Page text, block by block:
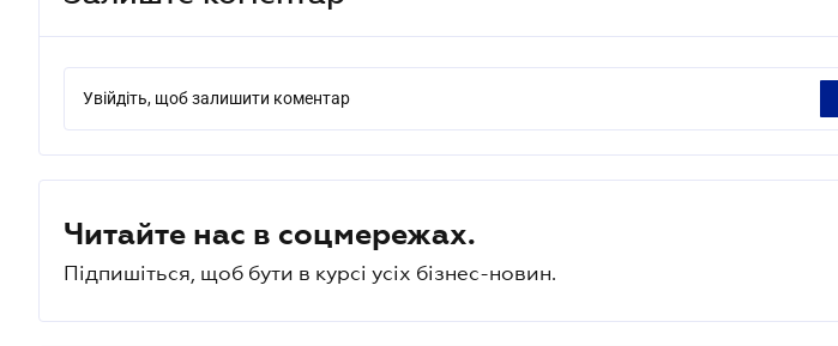
Увійдіть, щоб залишити коментар
Читайте нас в соцмережах.
Підпишіться, щоб бути в курсі усіх бізнес-новин.